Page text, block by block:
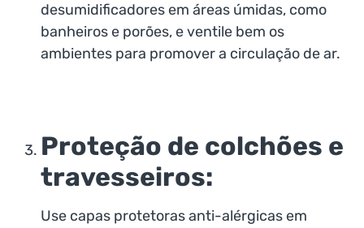
desumidificadores em áreas úmidas, como
banheiros e porões, e ventile bem os
ambientes para promover a circulação de ar.
Proteção de colchões e
travesseiros:
Use capas protetoras anti-alérgicas em